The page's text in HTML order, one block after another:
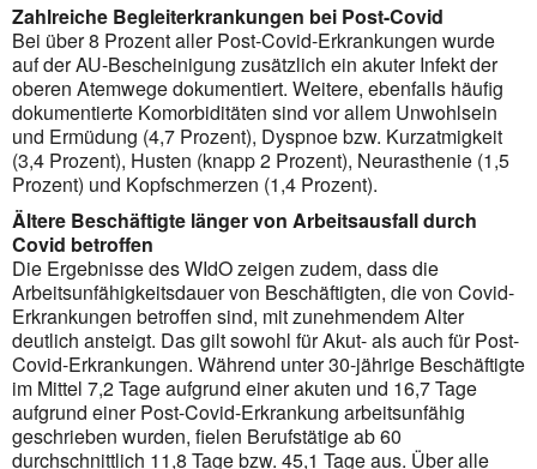
Zahlreiche Begleiterkrankungen bei Post-Covid
Bei über 8 Prozent aller Post-Covid-Erkrankungen wurde
auf der AU-Bescheinigung zusätzlich ein akuter Infekt der
oberen Atemwege dokumentiert. Weitere, ebenfalls häufig
dokumentierte Komorbiditäten sind vor allem Unwohlsein
und Ermüdung (4,7 Prozent), Dyspnoe bzw. Kurzatmigkeit
(3,4 Prozent), Husten (knapp 2 Prozent), Neurasthenie (1,5
Prozent) und Kopfschmerzen (1,4 Prozent).
Ältere Beschäftigte länger von Arbeitsausfall durch
Covid betroffen
Die Ergebnisse des WIdO zeigen zudem, dass die
Arbeitsunfähigkeitsdauer von Beschäftigten, die von Covid-
Erkrankungen betroffen sind, mit zunehmendem Alter
deutlich ansteigt. Das gilt sowohl für Akut- als auch für Post-
Covid-Erkrankungen. Während unter 30-jährige Beschäf­tigte
im Mittel 7,2 Tage aufgrund einer akuten und 16,7 Tage
aufgrund einer Post-Covid-Erkrankung arbeitsunfähig
geschrieben wurden, fielen Berufstätige ab 60
durchschnittlich 11,8 Tage bzw. 45,1 Tage aus. Über alle